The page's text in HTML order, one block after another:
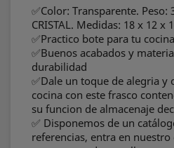
✅Color: Transparente. Peso:
CRISTAL. Medidas: 18 x 12 x
✅Practico bote para tu
✅Buenos acabados y
durabilidad
✅Dale un toque de alegria y
cocina con este frasco
su funcion de almacenaje
✅ Disponemos de un
referencias, entra en nuestro